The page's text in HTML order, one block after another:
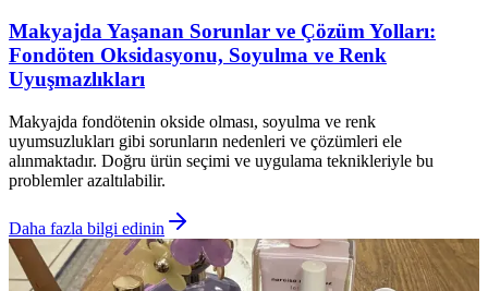
Makyajda Yaşanan Sorunlar ve Çözüm Yolları:
Fondöten Oksidasyonu, Soyulma ve Renk
Uyuşmazlıkları
Makyajda fondötenin okside olması, soyulma ve renk
uyumsuzlukları gibi sorunların nedenleri ve çözümleri ele
alınmaktadır. Doğru ürün seçimi ve uygulama teknikleriyle bu
problemler azaltılabilir.
Daha fazla bilgi edinin